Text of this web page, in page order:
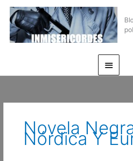
contenido
Menú
Novela
Nórdica Y